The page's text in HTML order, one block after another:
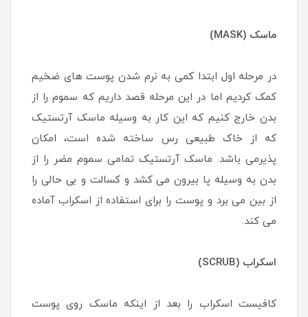
ماسک (MASK)
در مرحله اول ابتدا کمی به نرم شدن پوست های ضخیم
کمک کردیم اما در این مرحله قصد داریم که سموم را از
بدن خارج کنیم که این کار به وسیله ماسک آرتستیک
که از خاک طبیعی رس ساخته شده است، امکان
پذیرمی باشد. ماسک آرتستیک تمامی سموم مضر را از
بدن به وسیله پا بیرون می کشد و کسالت و بی حالی را
از بین می برد و پوست را برای استفاده از اسکراب آماده
می کند.
اسکراب (SCRUB)
کافیست اسکراب را بعد از اینکه ماسک روی پوست